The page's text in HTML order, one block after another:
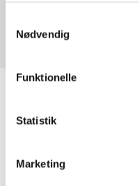
Nødvendig
Funktionelle
Statistik
Marketing